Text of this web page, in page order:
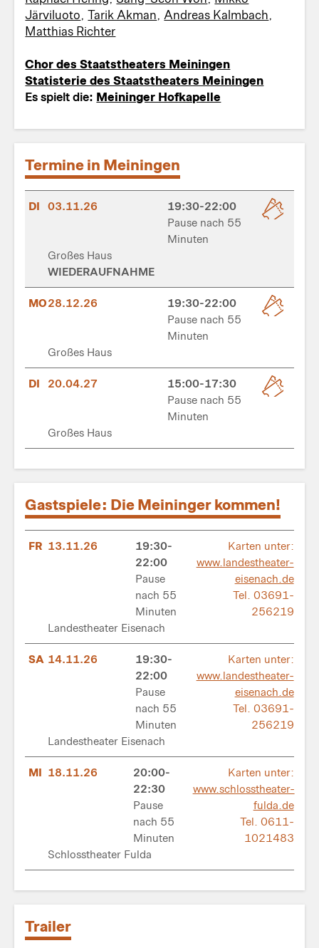
Järviluoto,Tarik Akman,Andreas Kalmbach,
Matthias Richter
Chor des Staatstheaters Meiningen
Statisterie des Staatstheaters Meiningen
Es spielt die: Meininger Hofkapelle
Termine in Meiningen
DI 03.11.26
19:30-22:00
Pause nach 55
Minuten
Großes Haus
WIEDERAUFNAHME
MO28.12.26
19:30-22:00
Pause nach 55
Minuten
Großes Haus
DI 20.04.27
15:00-17:30
Pause nach 55
Minuten
Großes Haus
Gastspiele: Die Meininger kommen!
FR 13.11.26
19:30-
22:00
Pause
nach 55
Minuten
Landestheater Eisenach
Karten unter:
www.landestheater-
eisenach.de
Tel. 03691-
256219
SA 14.11.26
19:30-
22:00
Pause
nach 55
Minuten
Landestheater Eisenach
Karten unter:
www.landestheater-
eisenach.de
Tel. 03691-
256219
MI 18.11.26
20:00-
22:30
Pause
nach 55
Minuten
Schlosstheater Fulda
Karten unter:
www.schlosstheater-
fulda.de
Tel. 0611-
1021483
Trailer